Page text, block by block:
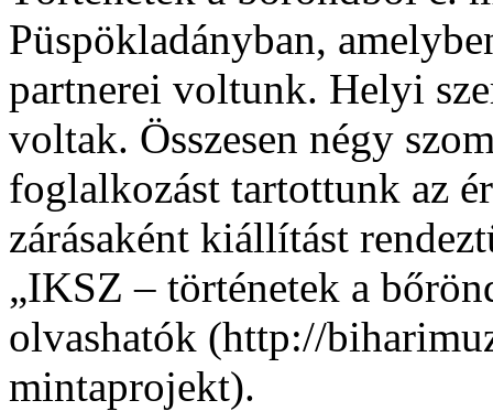
Püspökladányban,
partnerei voltunk. Helyi
voltak. Összesen négy
foglalkozást tartottunk az
zárásaként kiállítást
„IKSZ – történetek a
olvashatók (http://
mintaprojekt).